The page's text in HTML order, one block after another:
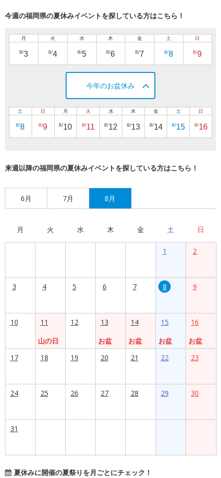
今週の福岡県の夏休みイベントを探している方はこちら！
月
8/3
火
8/4
水
8/5
木
8/6
金
8/7
土
8/8
日
8/9
今年のお盆休み
土
8/8
日
8/9
月
8/10
火
8/11
水
8/12
木
8/13
金
8/14
土
8/15
日
8/16
来週以降の福岡県の夏休みイベントを探している方はこちら！
6月 7月 8月
月 火 水 木 金 土 日
1 2
3 4 5 6 7 8 9
10
11
山の日
12
13
お盆
14
お盆
15
お盆
16
お盆
17
18 19 20 21 22 23
24 25 26 27 28 29 30
31
夏休みに開催の夏祭りを月ごとにチェック！